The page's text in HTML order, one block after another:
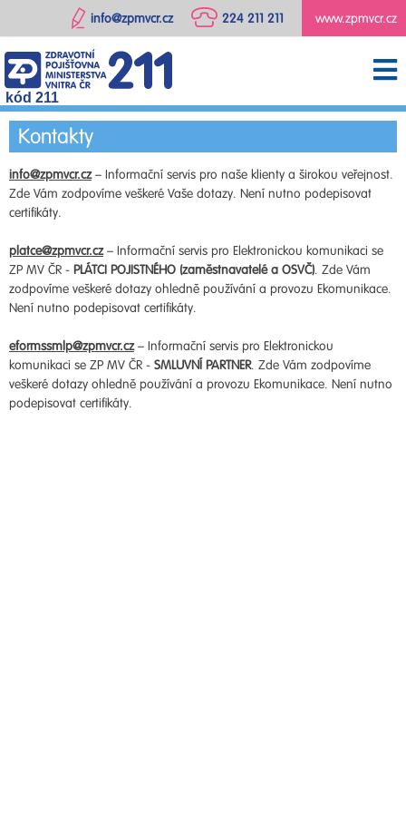
www.zpmvcr.cz
224 211 211
info@zpmvcr.cz
kód 211
Kontakty
info@zpmvcr.cz– Informační servis pro naše klienty a širokou veřejnost.
Zde Vám zodpovíme veškeré Vaše dotazy. Není nutno podepisovat
certifikáty.
platce@zpmvcr.cz– Informační servis pro Elektronickou komunikaci se
ZP MV ČR - PLÁTCI POJISTNÉHO (zaměstnavatelé a OSVČ). Zde Vám
zodpovíme veškeré dotazy ohledně používání a provozu Ekomunikace.
Není nutno podepisovat certifikáty.
eformssmlp@zpmvcr.cz– Informační servis pro Elektronickou
komunikaci se ZP MV ČR - SMLUVNÍ PARTNER. Zde Vám zodpovíme
veškeré dotazy ohledně používání a provozu Ekomunikace. Není nutno
podepisovat certifikáty.